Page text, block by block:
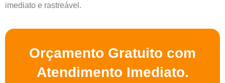
imediato e rastreável.
Orçamento Gratuito com
Atendimento Imediato.